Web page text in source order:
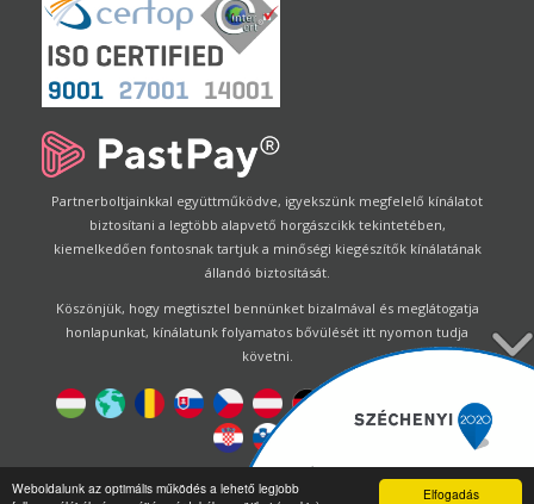
Elfogadás
Weboldalunk az optimális működés a lehető legjobb
Partnerboltjainkkal együttműködve, igyekszünk megfelelő kínálatot
biztosítani a legtöbb alapvető horgászcikk tekintetében,
kiemelkedően fontosnak tartjuk a minőségi kiegészítők kínálatának
állandó biztosítását.
Köszönjük, hogy megtisztel bennünket bizalmával és meglátogatja
honlapunkat, kínálatunk folyamatos bővülését itt nyomon tudja
követni.
Designed by Energofish Kft